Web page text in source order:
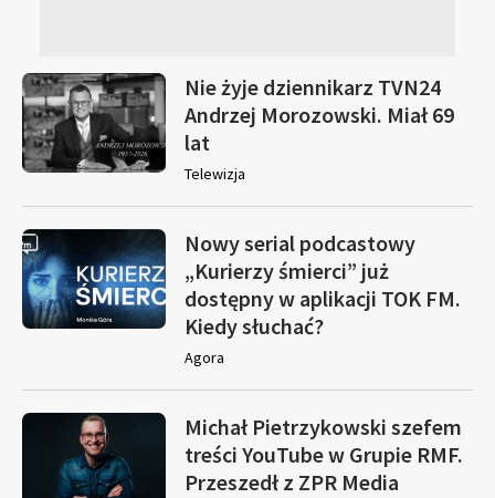
Nie żyje dziennikarz TVN24
Andrzej Morozowski. Miał 69
lat
Telewizja
Nowy serial podcastowy
„Kurierzy śmierci” już
dostępny w aplikacji TOK FM.
Kiedy słuchać?
Agora
Michał Pietrzykowski szefem
treści YouTube w Grupie RMF.
Przeszedł z ZPR Media